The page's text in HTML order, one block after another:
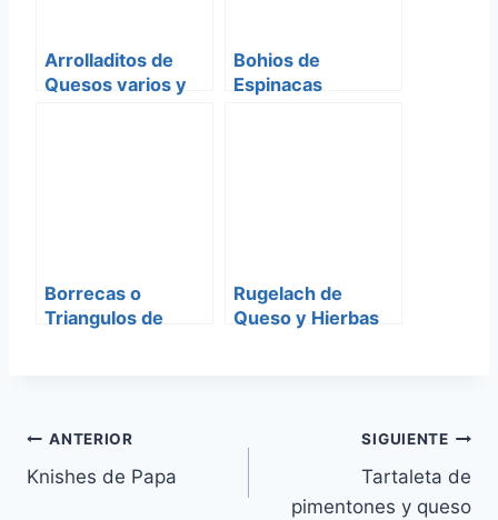
Arrolladitos de
Quesos varios y
Bohios de
Espinacas
Borrecas o
Triangulos de
Rugelach de
Queso y Hierbas
Navegación
de
ANTERIOR
Knishes de Papa
SIGUIENTE
Tartaleta de
pimentones y queso